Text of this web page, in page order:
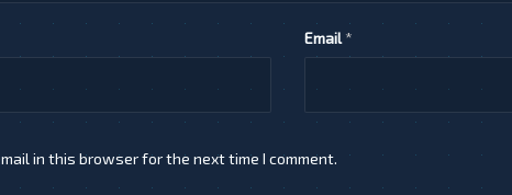
Email *
in this browser for the next time I comment.